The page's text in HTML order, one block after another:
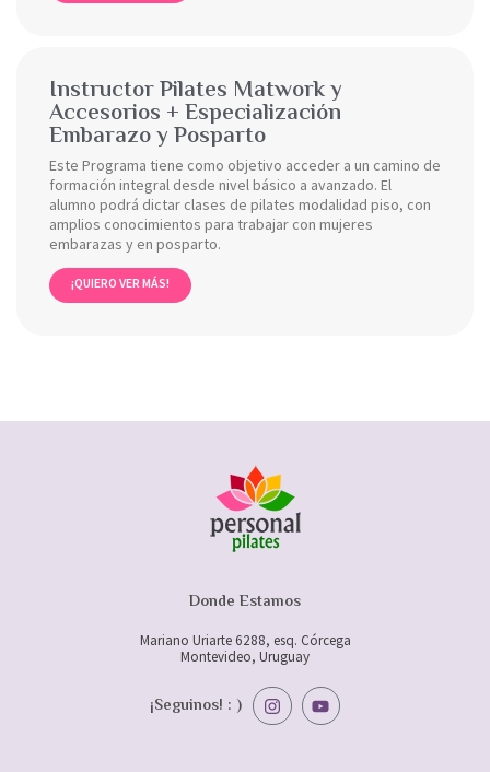
Instructor Pilates Matwork y
Accesorios + Especialización
Embarazo y Posparto
Este Programa tiene como objetivo acceder a un camino de
formación integral desde nivel básico a avanzado. El
alumno podrá dictar clases de pilates modalidad piso, con
amplios conocimientos para trabajar con mujeres
embarazas y en posparto.
¡QUIERO VER MÁS!
Donde Estamos
Mariano Uriarte 6288, esq. Córcega
Montevideo, Uruguay
¡Seguinos! : )
I
n
s
Y
o
u